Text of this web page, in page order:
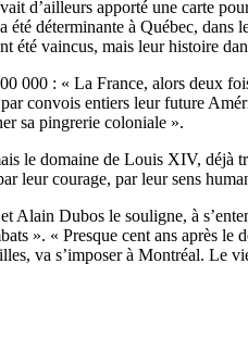
d’ailleurs apporté une carte
été déterminante à Québec,
été vaincus, mais leur histoire
000 : « La France, alors deux
convois entiers leur future
sa pingrerie coloniale ».
le domaine de Louis XIV, déjà
leur courage, par leur sens
Alain Dubos le souligne, à
». « Presque cent ans après
va s’imposer à Montréal. Le